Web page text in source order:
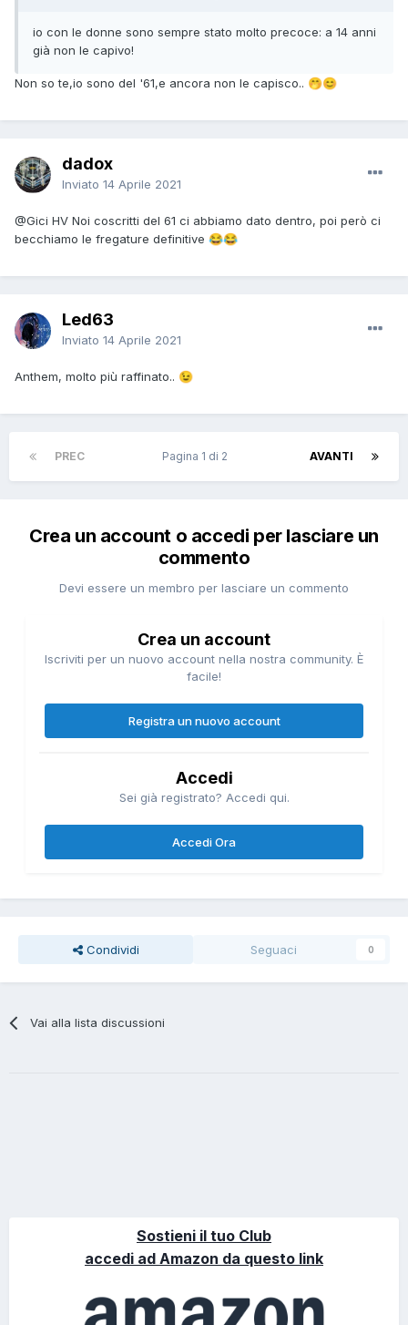
io con le donne sono sempre stato molto precoce: a 14 anni
già non le capivo!
Non so te,io sono del '61,e ancora non le capisco.. 🤭😊
dadox
Inviato 14 Aprile 2021
@Gici HV Noi coscritti del 61 ci abbiamo dato dentro, poi però ci
becchiamo le fregature definitive 😂😂
Led63
Inviato 14 Aprile 2021
Anthem, molto più raffinato.. 😉
PREC AVANTI
Pagina 1 di 2
Crea un account o accedi per lasciare un
commento
Devi essere un membro per lasciare un commento
Crea un account
Iscriviti per un nuovo account nella nostra community. È
facile!
Registra un nuovo account
Accedi
Sei già registrato? Accedi qui.
Accedi Ora
Condividi Seguaci 0
Vai alla lista discussioni
Sostieni il tuo Club
accedi ad Amazon da questo link